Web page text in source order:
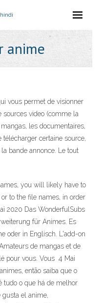
anime
vous permet de visionner
video (comme la
les documentaires,
certaine source,
bande annonce. Le tout
you will likely have to
to the file names, in order
2020 Das WonderfulSubs
für Animes. Es
oder in Englisch. L'add-on
de mangas et de
pour vous. Vous 4 Mai
então saiba que o
tudo o que há de melhor
el anime,